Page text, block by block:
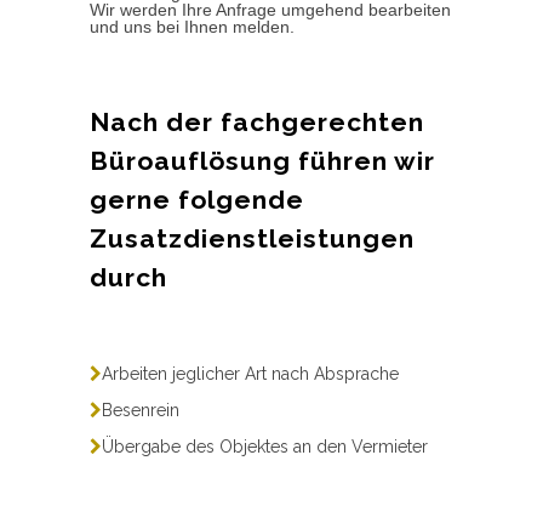
Wir werden Ihre Anfrage umgehend bearbeiten
und uns bei Ihnen melden.
Nach der fachgerechten
Büroauflösung führen wir
gerne folgende
Zusatzdienstleistungen
durch
Arbeiten jeglicher Art nach Absprache
Besenrein
Übergabe des Objektes an den Vermieter